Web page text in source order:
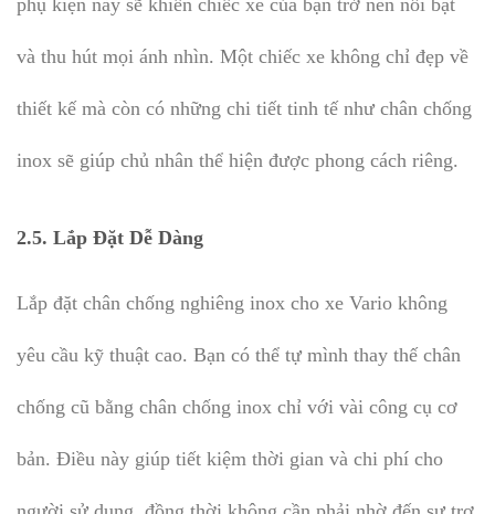
và thu hút mọi ánh nhìn. Một chiếc xe không chỉ đẹp về
thiết kế mà còn có những chi tiết tinh tế như chân chống
inox sẽ giúp chủ nhân thể hiện được phong cách riêng.
2.5. Lắp Đặt Dễ Dàng
Lắp đặt chân chống nghiêng inox cho xe Vario không
yêu cầu kỹ thuật cao. Bạn có thể tự mình thay thế chân
chống cũ bằng chân chống inox chỉ với vài công cụ cơ
bản. Điều này giúp tiết kiệm thời gian và chi phí cho